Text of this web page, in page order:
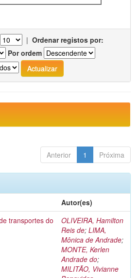
| Ordenar registos por:
Por ordem
Anterior 1 Próxima
Autor(es)
transportes do
OLIVEIRA, Hamilton
Reis de; LIMA,
Mônica de Andrade;
MONTE, Kerlen
Andrade do;
MILITÃO, Vivianne